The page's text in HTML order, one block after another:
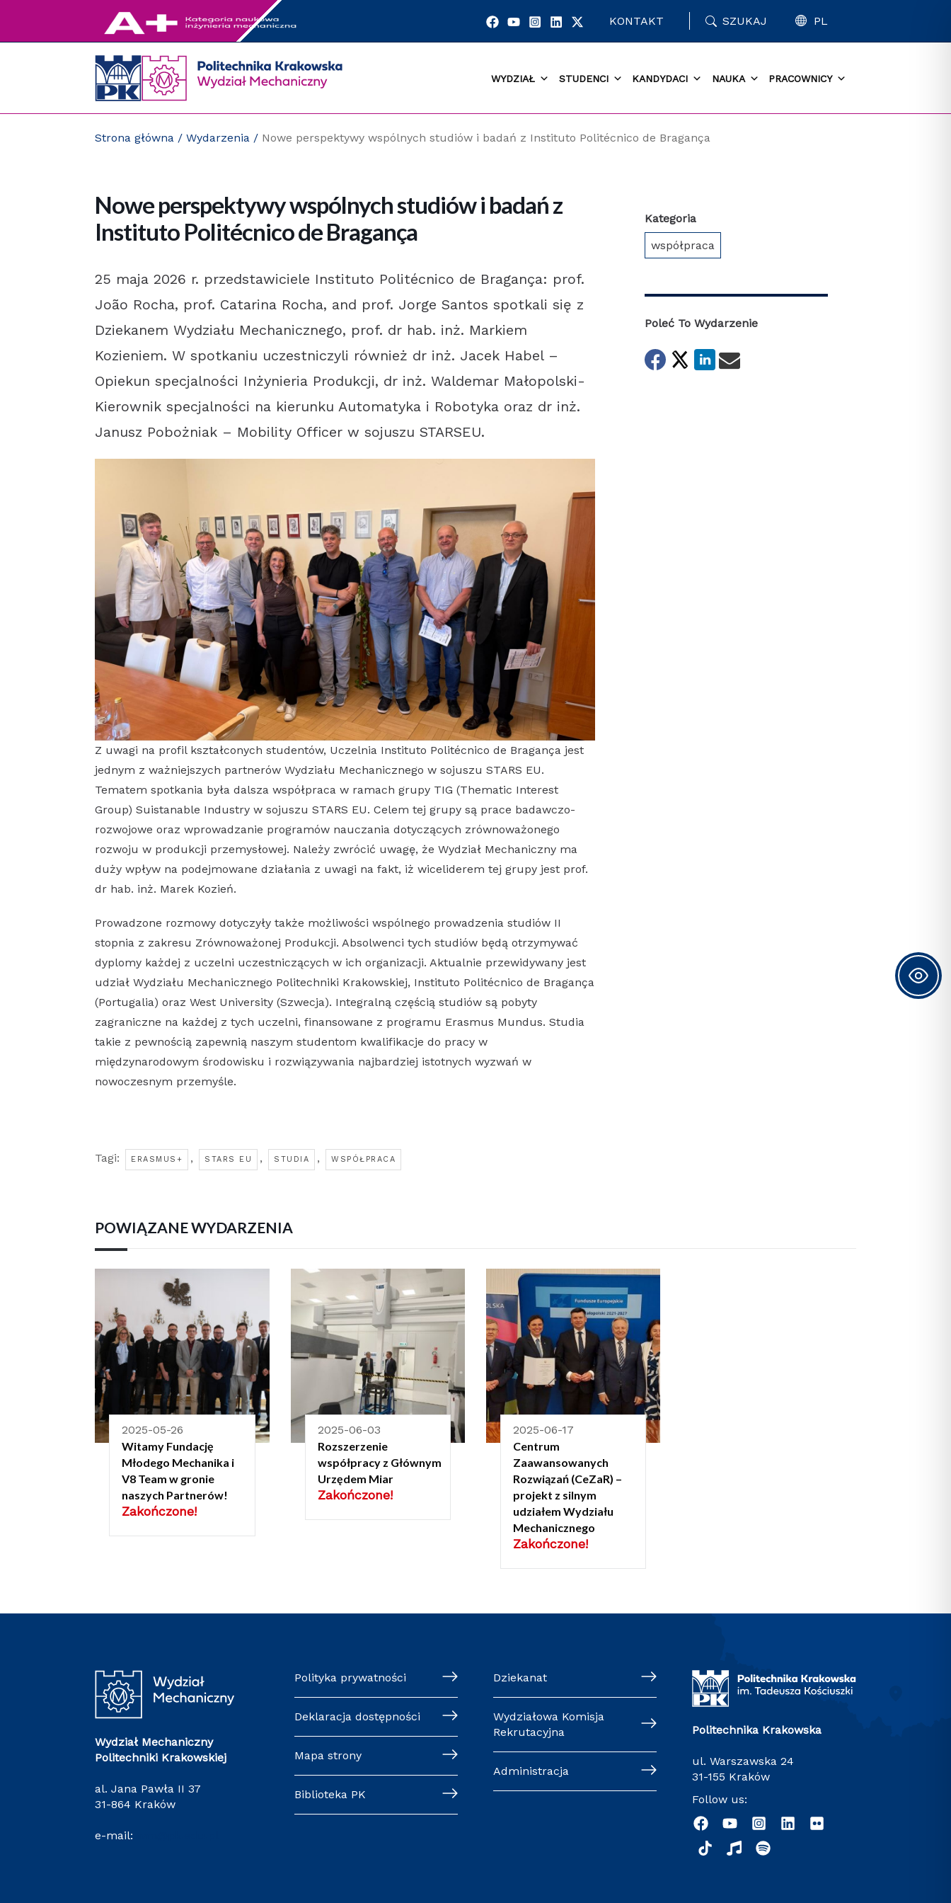
KONTAKT SZUKAJ PL
WYDZIAŁ STUDENCI KANDYDACI NAUKA PRACOWNICY
Strona główna /Wydarzenia / Nowe perspektywy wspólnych studiów i badań z Instituto Politécnico de Bragança
Nowe perspektywy wspólnych studiów i badań z
Instituto Politécnico de Bragança
25 maja 2026 r. przedstawiciele Instituto Politécnico de Bragança: prof.
João Rocha, prof. Catarina Rocha, and prof. Jorge Santos spotkali się z
Dziekanem Wydziału Mechanicznego, prof. dr hab. inż. Markiem
Kozieniem. W spotkaniu uczestniczyli również dr inż. Jacek Habel –
Opiekun specjalności Inżynieria Produkcji, dr inż. Waldemar Małopolski-
Kierownik specjalności na kierunku Automatyka i Robotyka oraz dr inż.
Janusz Pobożniak – Mobility Officer w sojuszu STARSEU.
Z uwagi na profil kształconych studentów, Uczelnia Instituto Politécnico de Bragança jest
jednym z ważniejszych partnerów Wydziału Mechanicznego w sojuszu STARS EU.
Tematem spotkania była dalsza współpraca w ramach grupy TIG (Thematic Interest
Group) Suistanable Industry w sojuszu STARS EU. Celem tej grupy są prace badawczo-
rozwojowe oraz wprowadzanie programów nauczania dotyczących zrównoważonego
rozwoju w produkcji przemysłowej. Należy zwrócić uwagę, że Wydział Mechaniczny ma
duży wpływ na podejmowane działania z uwagi na fakt, iż wiceliderem tej grupy jest prof.
dr hab. inż. Marek Kozień.
Prowadzone rozmowy dotyczyły także możliwości wspólnego prowadzenia studiów II
stopnia z zakresu Zrównoważonej Produkcji. Absolwenci tych studiów będą otrzymywać
dyplomy każdej z uczelni uczestniczących w ich organizacji. Aktualnie przewidywany jest
udział Wydziału Mechanicznego Politechniki Krakowskiej, Instituto Politécnico de Bragança
(Portugalia) oraz West University (Szwecja). Integralną częścią studiów są pobyty
zagraniczne na każdej z tych uczelni, finansowane z programu Erasmus Mundus. Studia
takie z pewnością zapewnią naszym studentom kwalifikacje do pracy w
międzynarodowym środowisku i rozwiązywania najbardziej istotnych wyzwań w
nowoczesnym przemyśle.
Tagi: ERASMUS+ , STARS EU , STUDIA , WSPÓŁPRACA
Kategoria
współpraca
Poleć To Wydarzenie
POWIĄZANE WYDARZENIA
2025-05-26
Witamy Fundację
Młodego Mechanika i
V8 Team w gronie
naszych Partnerów!
Zakończone!
2025-06-03
Rozszerzenie
współpracy z Głównym
Urzędem Miar
Zakończone!
2025-06-17
Centrum
Zaawansowanych
Rozwiązań (CeZaR) –
projekt z silnym
udziałem Wydziału
Mechanicznego
Zakończone!
Wydział Mechaniczny
Politechniki Krakowskiej
al. Jana Pawła II 37
31-864 Kraków
e-mail:
Polityka prywatności
Deklaracja dostępności
Mapa strony
Biblioteka PK
Dziekanat
Wydziałowa Komisja
Rekrutacyjna
Administracja
Politechnika Krakowska
ul. Warszawska 24
31-155 Kraków
Follow us: